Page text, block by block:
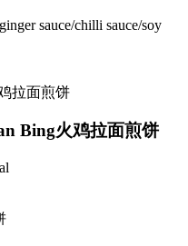
sauce/chilli sauce/soy
Bing火鸡拉面煎饼